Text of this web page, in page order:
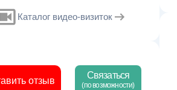
Каталог видео-визиток
отзыв
Связаться
(по возможности)